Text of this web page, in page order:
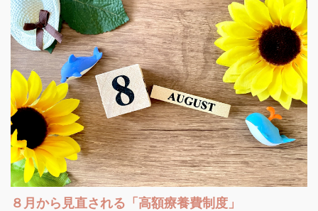
８月から見直される「高額療養費制度」